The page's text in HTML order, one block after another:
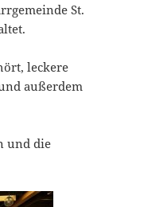
St.
leckere
außerdem
und die